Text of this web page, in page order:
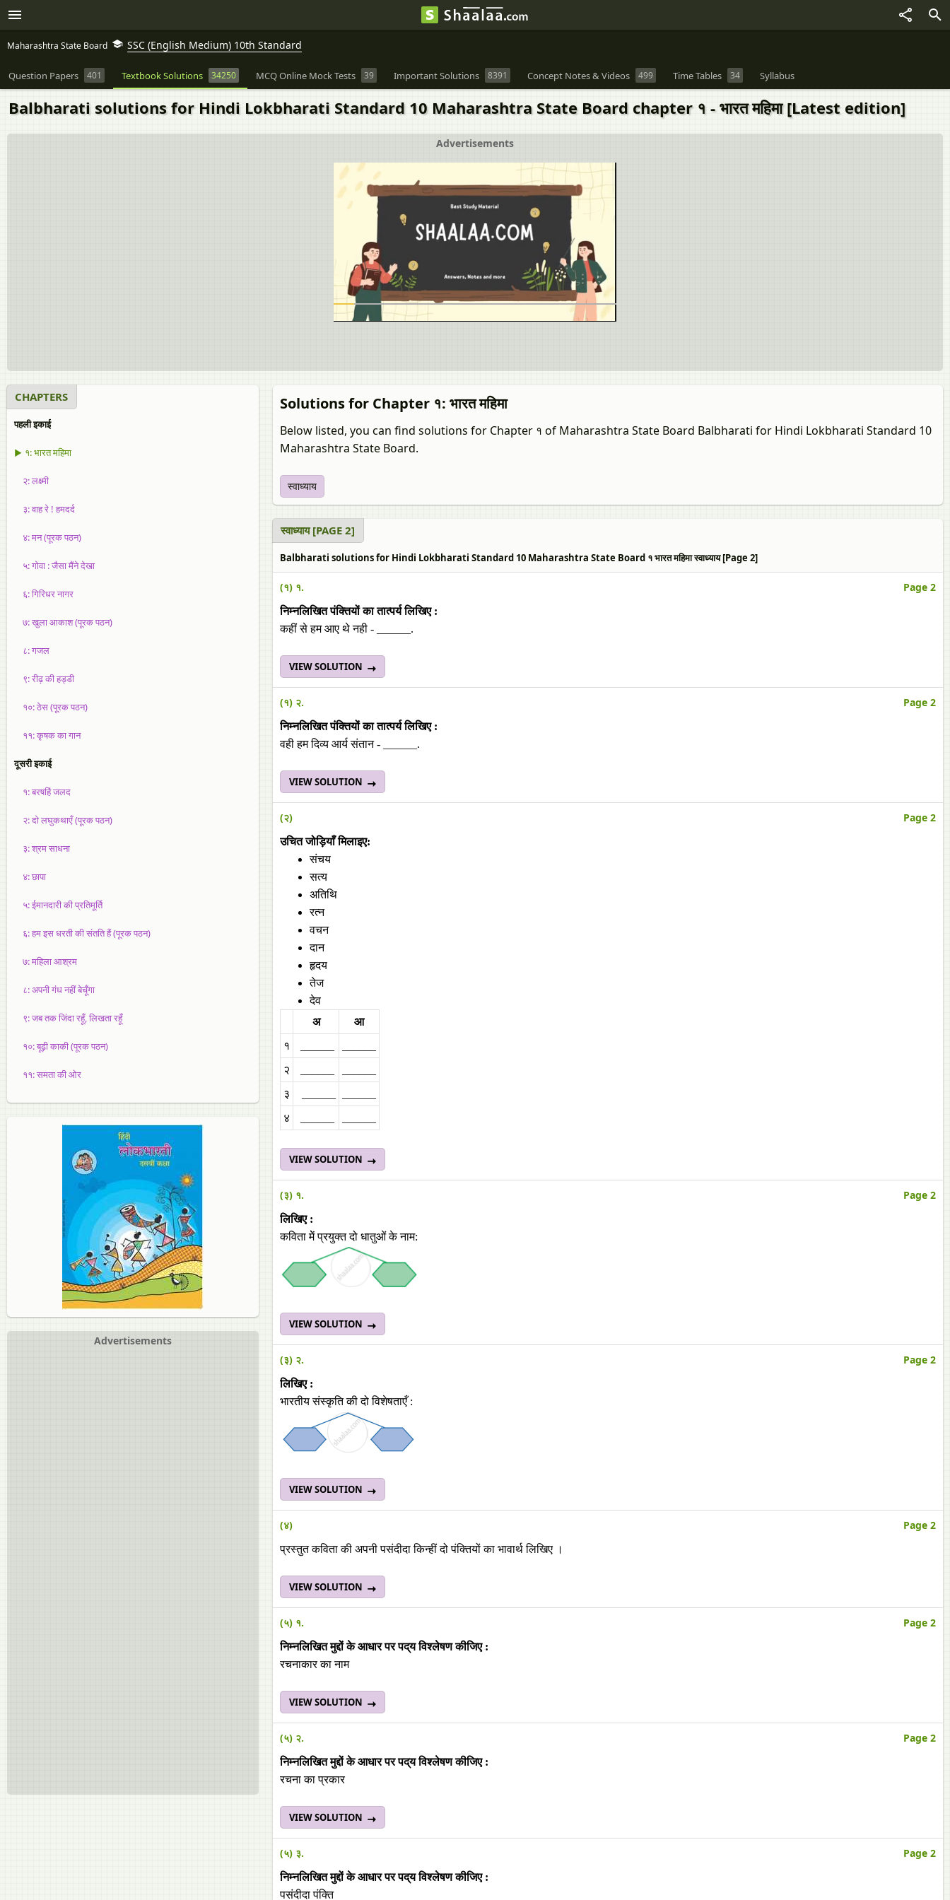
Maharashtra State Board SSC (English Medium) 10th Standard
Question Papers 401 Textbook Solutions 34250 MCQ Online Mock Tests 39 Important Solutions 8391 Concept Notes & Videos 499 Time Tables 34 Syllabus
Balbharati solutions for Hindi Lokbharati Standard 10 Maharashtra State Board chapter १ - भारत महिमा [Latest edition]
Advertisements
CHAPTERS
पहली इकाई
▶ १: भारत महिमा
२: लक्ष्मी
३: वाह रे ! हमदर्द
४: मन (पूरक पठन)
५: गोवा : जैसा मैंने देखा
६: गिरिधर नागर
७: खुला आकाश (पूरक पठन)
८: गजल
९: रीढ़ की हड्डी
१०: ठेस (पूरक पठन)
११: कृषक का गान
दूसरी इकाई
१: बरषहिं जलद
२: दो लघुकथाएँ (पूरक पठन)
३: श्रम साधना
४: छापा
५: ईमानदारी की प्रतिमूर्ति
६: हम इस धरती की संतति हैं (पूरक पठन)
७: महिला आश्रम
८: अपनी गंध नहीं बेचूँगा
९: जब तक जिंदा रहूँ, लिखता रहूँ
१०: बूढ़ी काकी (पूरक पठन)
११: समता की ओर
Advertisements
Solutions for Chapter १: भारत महिमा
Below listed, you can find solutions for Chapter १ of Maharashtra State Board Balbharati for Hindi Lokbharati Standard 10
Maharashtra State Board.
स्‍वाध्याय
स्‍वाध्याय [PAGE 2]
Balbharati solutions for Hindi Lokbharati Standard 10 Maharashtra State Board १ भारत महिमा स्‍वाध्याय [Page 2]
(१) १. Page 2
निम्‍नलिखित पंक्‍तियों का तात्‍पर्य लिखिए :
कहीं से हम आए थे नही - ______.
VIEW SOLUTION
(१) २. Page 2
निम्‍नलिखित पंक्‍तियों का तात्‍पर्य लिखिए :
वही हम दिव्य आर्य संतान - ______.
VIEW SOLUTION
(२) Page 2
उचित जोड़ियाँ मिलाइए:
संचय
सत्‍य
अतिथि
रत्‍न
वचन
दान
हृदय
तेज
देव
अ
आ
१
२
३
४
VIEW SOLUTION
(३) १. Page 2
लिखिए :
कविता मेें प्रयुक्त दो धातुओं के नाम:
VIEW SOLUTION
(३) २. Page 2
लिखिए :
भारतीय संस्‍कृति की दो विशेषताएँ :
VIEW SOLUTION
(४) Page 2
प्रस्‍तुत कविता की अपनी पसंदीदा किन्हीं दो पंक्‍तियों का भावार्थ लिखिए ।
VIEW SOLUTION
(५) १. Page 2
निम्‍नलिखित मुद्दों के आधार पर पद्‌य विश्लेषण कीजिए :
रचनाकार का नाम
VIEW SOLUTION
(५) २. Page 2
निम्‍नलिखित मुद्दों के आधार पर पद्‌य विश्लेषण कीजिए :
रचना का प्रकार
VIEW SOLUTION
(५) ३. Page 2
निम्‍नलिखित मुद्दों के आधार पर पद्‌य विश्लेषण कीजिए :
पसंदीदा पंक्ति